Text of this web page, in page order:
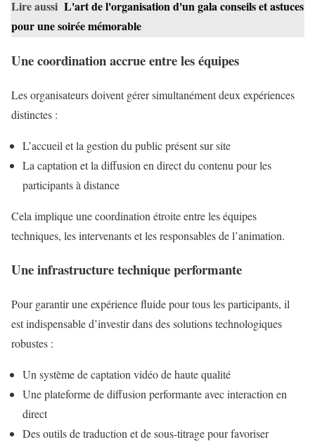
Lire aussi L'art de l'organisation d'un gala conseils et astuces
pour une soirée mémorable
Une coordination accrue entre les équipes
Les organisateurs doivent gérer simultanément deux expériences
distinctes :
L’accueil et la gestion du public présent sur site
La captation et la diffusion en direct du contenu pour les
participants à distance
Cela implique une coordination étroite entre les équipes
techniques, les intervenants et les responsables de l’animation.
Une infrastructure technique performante
Pour garantir une expérience fluide pour tous les participants, il
est indispensable d’investir dans des solutions technologiques
robustes :
Un système de captation vidéo de haute qualité
Une plateforme de diffusion performante avec interaction en
direct
Des outils de traduction et de sous-titrage pour favoriser